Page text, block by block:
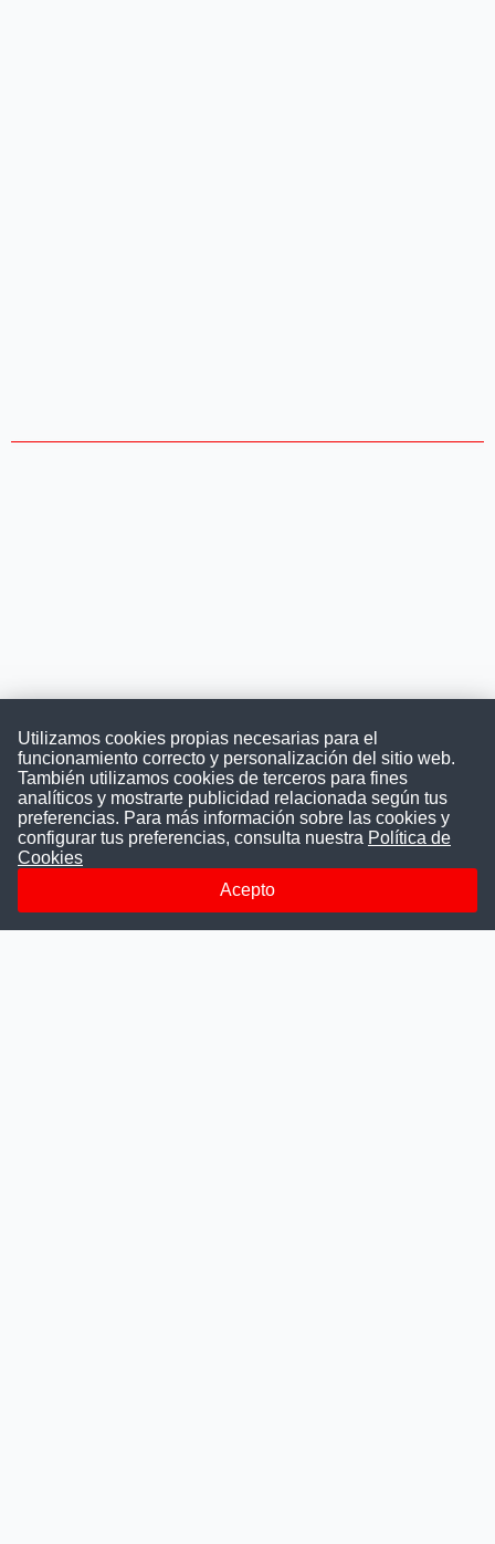
Convocatoriasdetrabajo.com
ConvocatoriasDeTrabajo.com es una plataforma informativa
la difusión y transparencia de los concursos públicos, además
ayudamos a las instituciones a encontrar a los mejores
talentos. A nuestros usuarios le brindamos en un solo lugar
Utilizamos cookies propias necesarias para el
funcionamiento correcto y personalización del sitio web.
También utilizamos cookies de terceros para fines
analíticos y mostrarte publicidad relacionada según tus
preferencias. Para más información sobre las cookies y
configurar tus preferencias, consulta nuestra Política de
Cookies
Acepto